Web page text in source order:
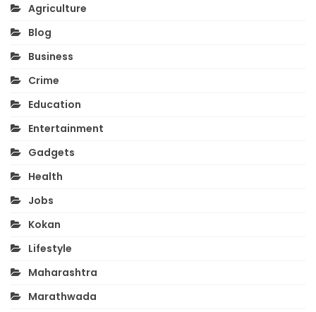
Agriculture
Blog
Business
Crime
Education
Entertainment
Gadgets
Health
Jobs
Kokan
Lifestyle
Maharashtra
Marathwada